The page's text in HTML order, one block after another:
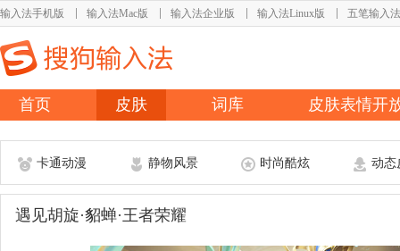
输入法手机版 输入法Mac版 输入法企业版 输入法Linux版 五笔输入法
首页 皮肤 词库 皮肤表情开
卡通动漫 静物风景 时尚酷炫 动态
遇见胡旋·貂蝉·王者荣耀